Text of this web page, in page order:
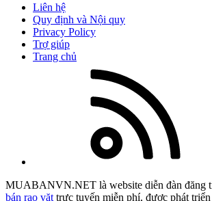
Liên hệ
Quy định và Nội quy
Privacy Policy
Trợ giúp
Trang chủ
MUABANVN.NET là website diễn đàn đăng
bán rao vặt trực tuyến miễn phí, được phát